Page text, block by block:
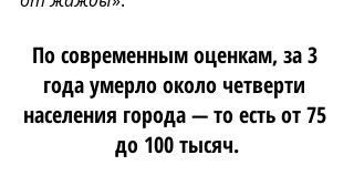
По современным оценкам, за 3
года умерло около четверти
населения города — то есть от 75
до 100 тысяч.